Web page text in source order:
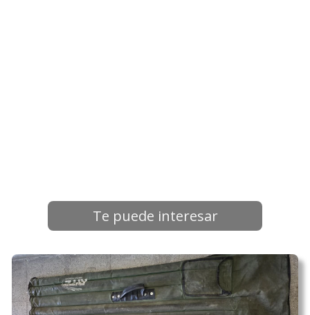
Te puede interesar